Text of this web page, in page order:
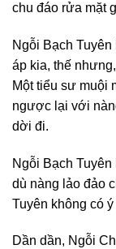
chu đáo rửa mặt
Ngỗi Bạch
áp kia, thế
Một tiểu sư muội
ngược lại với
dời đi.
Ngỗi Bạch
dù nàng lảo đảo
Tuyên không có
Dần dần, Ngỗi